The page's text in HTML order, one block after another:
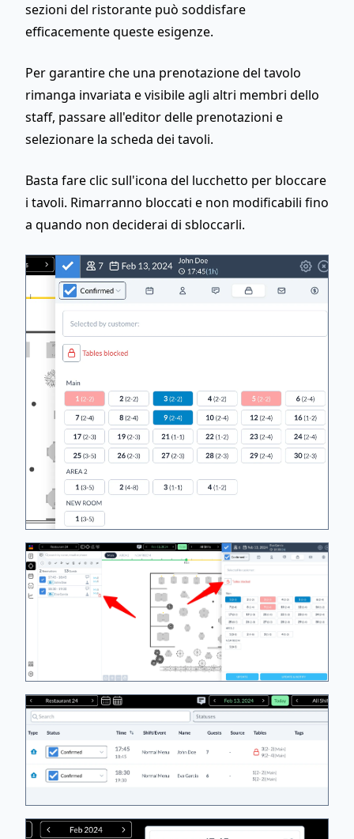
sezioni del ristorante può soddisfare
efficacemente queste esigenze.
Per garantire che una prenotazione del tavolo
rimanga invariata e visibile agli altri membri dello
staff, passare all'editor delle prenotazioni e
selezionare la scheda dei tavoli.
Basta fare clic sull'icona del lucchetto per bloccare
i tavoli. Rimarranno bloccati e non modificabili fino
a quando non deciderai di sbloccarli.